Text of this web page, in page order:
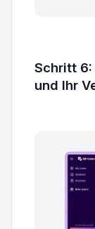
Schritt 6:
und Ihr